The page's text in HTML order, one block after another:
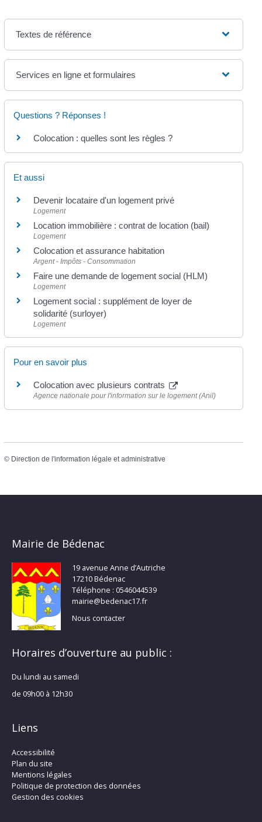
Textes de référence
Services en ligne et formulaires
Questions ? Réponses !
Colocation : quelles sont les règles ?
Et aussi
Devenir locataire d'un logement privé
Logement
Location immobilière : contrat de location (bail)
Logement
Colocation et assurance habitation
Argent - Impôts - Consommation
Faire une demande de logement social (HLM)
Logement
Logement social : supplément de loyer de
solidarité (surloyer)
Logement
Pour en savoir plus
Colocation avec plusieurs contrats
Agence nationale pour l'information sur le logement (Anil)
© Direction de l'information légale et administrative
Mairie de Bédenac
19 avenue Anne d’Autriche
17210 Bédenac
Téléphone : 0546044539
mairie@bedenac17.fr
Nous contacter
Horaires d’ouverture au public :
Du lundi au samedi
de 09h00 à 12h30
Liens
Accessibilité
Plan du site
Mentions légales
Politique de protection des données
Gestion des cookies